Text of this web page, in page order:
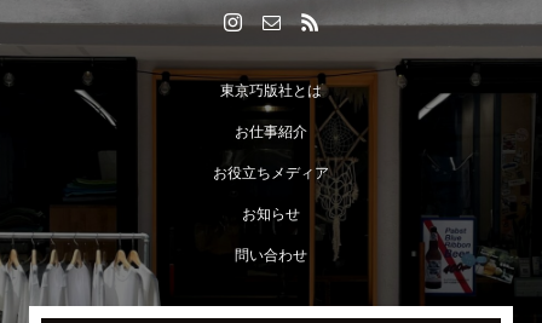
東京巧版社とは
お仕事紹介
お役立ちメディア
お知らせ
問い合わせ